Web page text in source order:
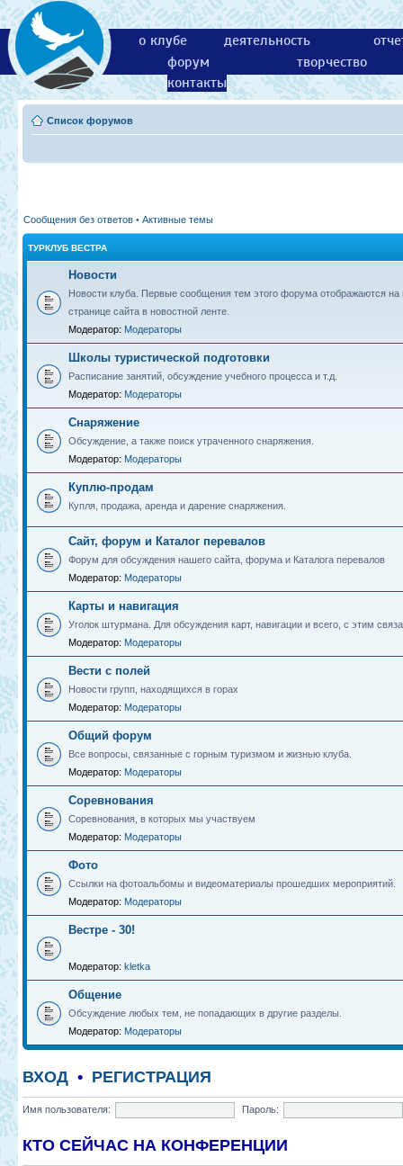
о клубе деятельность
форум
творчество
контакты
Список форумов
Сообщения без ответов • Активные темы
ТУРКЛУБ ВЕСТРА
Новости
Новости клуба. Первые сообщения тем этого форума отображаются на
странице сайта в новостной ленте.
Модератор: Модераторы
Школы туристической подготовки
Расписание занятий, обсуждение учебного процесса и т.д.
Модератор: Модераторы
Снаряжение
Обсуждение, а также поиск утраченного снаряжения.
Модератор: Модераторы
Куплю-продам
Купля, продажа, аренда и дарение снаряжения.
Сайт, форум и Каталог перевалов
Форум для обсуждения нашего сайта, форума и Каталога перевалов
Модератор: Модераторы
Карты и навигация
Уголок штурмана. Для обсуждения карт, навигации и всего, с этим
Модератор: Модераторы
Вести с полей
Новости групп, находящихся в горах
Модератор: Модераторы
Общий форум
Все вопросы, связанные с горным туризмом и жизнью клуба.
Модератор: Модераторы
Соревнования
Соревнования, в которых мы участвуем
Модератор: Модераторы
Фото
Ссылки на фотоальбомы и видеоматериалы прошедших мероприятий.
Модератор: Модераторы
Вестре - 30!
Модератор: kletka
Общение
Обсуждение любых тем, не попадающих в другие разделы.
Модератор: Модераторы
ВХОД • РЕГИСТРАЦИЯ
Имя пользователя: Пароль:
КТО СЕЙЧАС НА КОНФЕРЕНЦИИ